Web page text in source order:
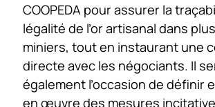
COOPEDA pour assurer la
légalité de l’or artisanal dans
miniers, tout en instaurant une
directe avec les négociants. Il
également l’occasion de définir
en œuvre des mesures